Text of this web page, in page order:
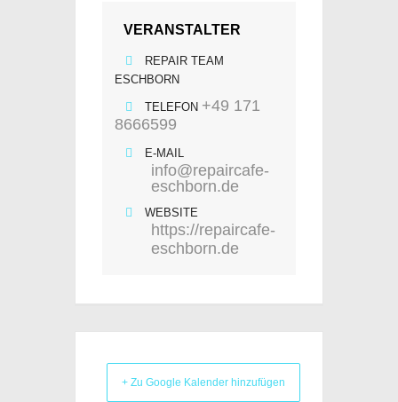
VERANSTALTER
REPAIR TEAM
ESCHBORN
TELEFON +49 171
8666599
E-MAIL
info@repaircafe-
eschborn.de
WEBSITE
https://repaircafe-
eschborn.de
+ Zu Google Kalender hinzufügen